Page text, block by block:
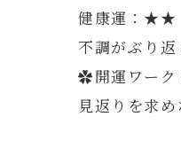
健康運：★★
不調がぶり
✿開運ワーク
見返りを求